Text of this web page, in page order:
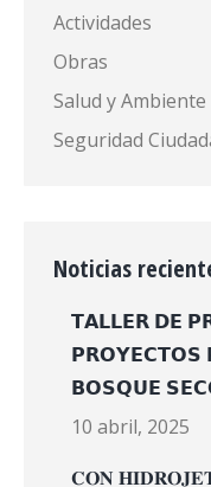
Actividades
Obras
Salud y Ambiente
Seguridad
Noticias
𝗧𝗔𝗟𝗟𝗘𝗥 𝗗𝗘
𝗣𝗥𝗢𝗬𝗘𝗖𝗧𝗢𝗦
𝗕𝗢𝗦𝗤𝗨𝗘
10 abril, 2025
𝐂𝐎𝐍